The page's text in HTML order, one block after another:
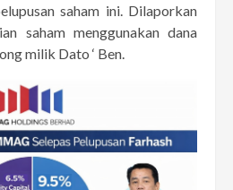
saham ini. Dilaporkan
saham menggunakan dana
milik Dato ‘ Ben.